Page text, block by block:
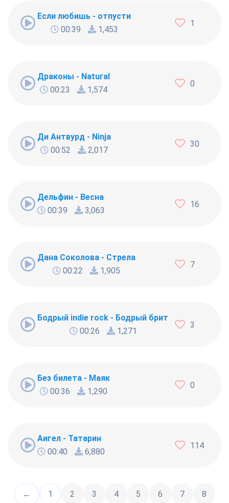
Если любишь - отпусти
00:39
1,453
1
Драконы - Natural
00:23
1,574
0
Ди Антвурд - Ninja
00:52
2,017
30
Дельфин - Весна
00:39
3,063
16
Дана Соколова - Стрела
00:22
1,905
7
Бодрый indie rock - Бодрый британский инди-
00:26
1,271
3
Без билета - Маяк
00:36
1,290
0
Аигел - Татарин
00:40
6,880
114
← 1 2 3 4 5 6 7 8